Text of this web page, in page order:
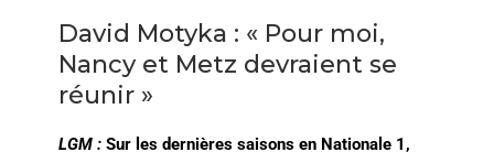
David Motyka : « Pour moi,
Nancy et Metz devraient se
réunir »
LGM :Sur les dernières saisons en Nationale 1,